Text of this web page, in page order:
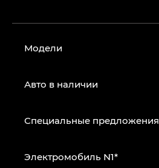
Модели
Авто в наличии
Специальные предложения
Электромобиль N1*